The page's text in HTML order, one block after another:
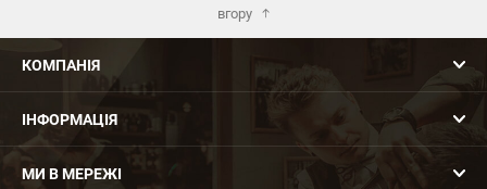
вгору
КОМПАНІЯ
ІНФОРМАЦІЯ
МИ В МЕРЕЖІ